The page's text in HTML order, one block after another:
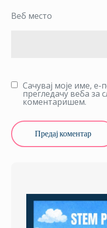
Веб место
Сачувај моје име,
прегледачу веба за
коментаришем.